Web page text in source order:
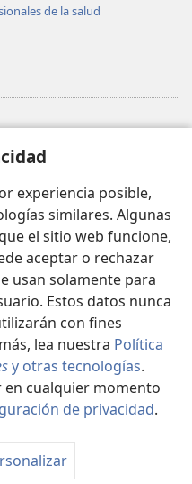
experiencia posible,
similares. Algunas
el sitio web funcione,
aceptar o rechazar
usan solamente para
Estos datos nunca
con fines
lea nuestra Política
y otras tecnologías.
en cualquier momento
de privacidad.
de la salud
Tract Society of Pennsylvania.
DE PRIVACIDAD
|
PRIVACIDAD